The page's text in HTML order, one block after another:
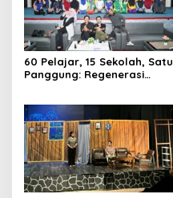
60 Pelajar, 15 Sekolah, Satu
Panggung: Regenerasi